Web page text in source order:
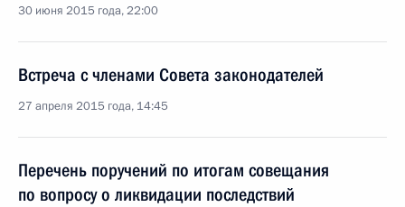
30 июня 2015 года, 22:00
Встреча с членами Совета законодателей
27 апреля 2015 года, 14:45
Перечень поручений по итогам совещания
по вопросу о ликвидации последствий